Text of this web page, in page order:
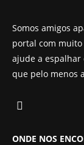
Somos amigos
portal com muito
ajude a espalhar
que pelo menos
ONDE NOS